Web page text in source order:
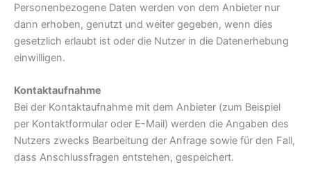
Personenbezogene Daten werden von dem Anbieter nur
dann erhoben, genutzt und weiter gegeben, wenn dies
gesetzlich erlaubt ist oder die Nutzer in die Datenerhebung
einwilligen.
Kontaktaufnahme
Bei der Kontaktaufnahme mit dem Anbieter (zum Beispiel
per Kontaktformular oder E-Mail) werden die Angaben des
Nutzers zwecks Bearbeitung der Anfrage sowie für den Fall,
dass Anschlussfragen entstehen, gespeichert.